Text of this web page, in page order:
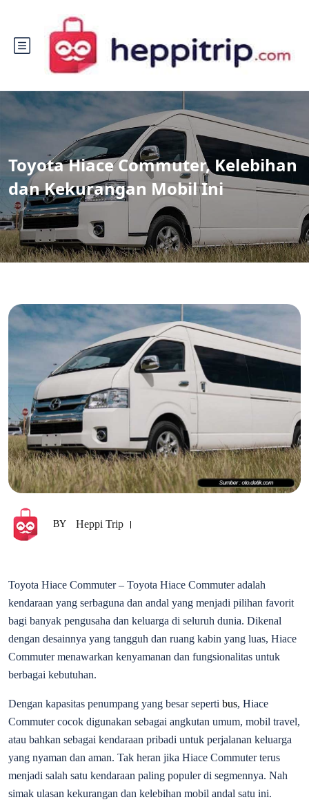
Toyota Hiace Commuter, Kelebihan
dan Kekurangan Mobil Ini
BY Heppi Trip
Toyota Hiace Commuter – Toyota Hiace Commuter adalah
kendaraan yang serbaguna dan andal yang menjadi pilihan favorit
bagi banyak pengusaha dan keluarga di seluruh dunia. Dikenal
dengan desainnya yang tangguh dan ruang kabin yang luas, Hiace
Commuter menawarkan kenyamanan dan fungsionalitas untuk
berbagai kebutuhan.
Dengan kapasitas penumpang yang besar seperti bus, Hiace
Commuter cocok digunakan sebagai angkutan umum, mobil travel,
atau bahkan sebagai kendaraan pribadi untuk perjalanan keluarga
yang nyaman dan aman. Tak heran jika Hiace Commuter terus
menjadi salah satu kendaraan paling populer di segmennya. Nah
simak ulasan kekurangan dan kelebihan mobil andal satu ini.